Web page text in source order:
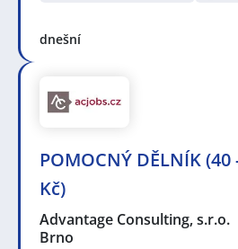
dnešní
POMOCNÝ DĚLNÍK (40
Kč)
Advantage Consulting, s.r.o.
Brno